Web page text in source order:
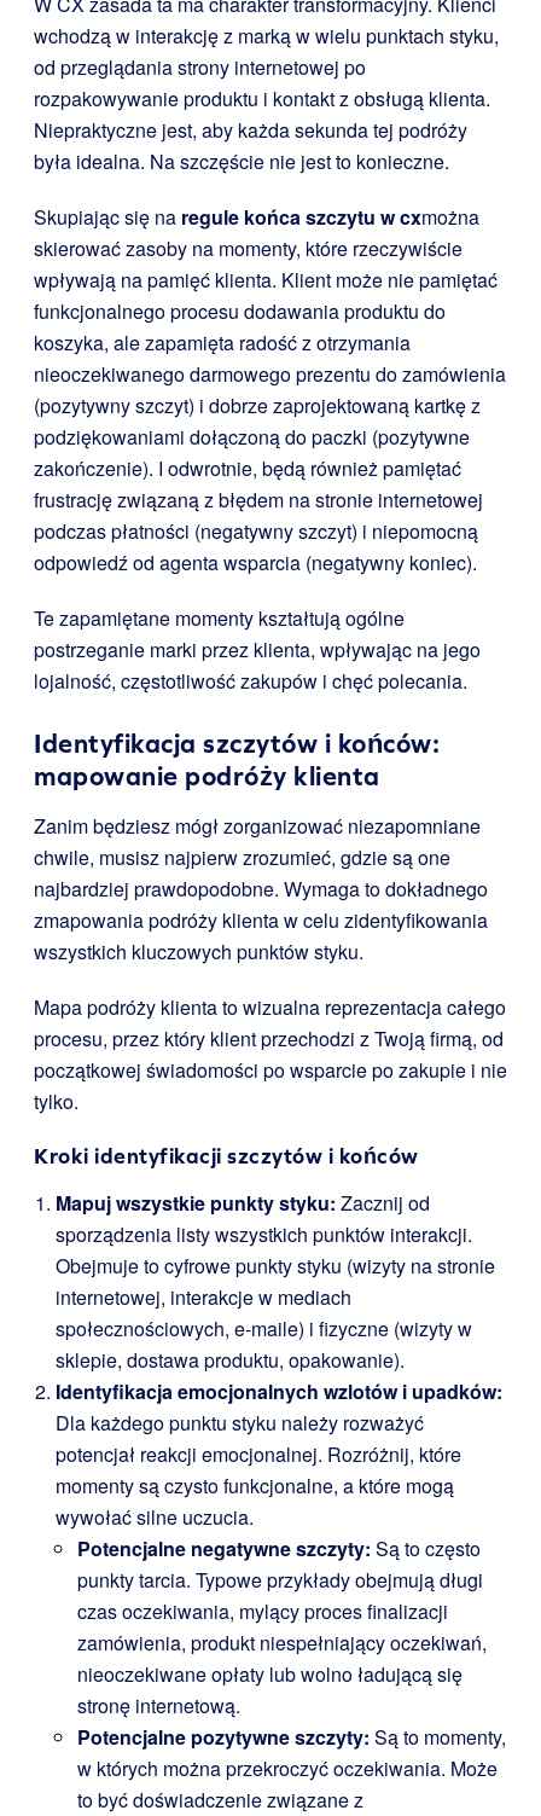
wchodzą w interakcję z marką w wielu punktach styku,
od przeglądania strony internetowej po
rozpakowywanie produktu i kontakt z obsługą klienta.
Niepraktyczne jest, aby każda sekunda tej podróży
była idealna. Na szczęście nie jest to konieczne.
Skupiając się na regule końca szczytu w cxmożna
skierować zasoby na momenty, które rzeczywiście
wpływają na pamięć klienta. Klient może nie pamiętać
funkcjonalnego procesu dodawania produktu do
koszyka, ale zapamięta radość z otrzymania
nieoczekiwanego darmowego prezentu do zamówienia
(pozytywny szczyt) i dobrze zaprojektowaną kartkę z
podziękowaniami dołączoną do paczki (pozytywne
zakończenie). I odwrotnie, będą również pamiętać
frustrację związaną z błędem na stronie internetowej
podczas płatności (negatywny szczyt) i niepomocną
odpowiedź od agenta wsparcia (negatywny koniec).
Te zapamiętane momenty kształtują ogólne
postrzeganie marki przez klienta, wpływając na jego
lojalność, częstotliwość zakupów i chęć polecania.
Identyfikacja szczytów i końców:
mapowanie podróży klienta
Zanim będziesz mógł zorganizować niezapomniane
chwile, musisz najpierw zrozumieć, gdzie są one
najbardziej prawdopodobne. Wymaga to dokładnego
zmapowania podróży klienta w celu zidentyfikowania
wszystkich kluczowych punktów styku.
Mapa podróży klienta to wizualna reprezentacja całego
procesu, przez który klient przechodzi z Twoją firmą, od
początkowej świadomości po wsparcie po zakupie i nie
tylko.
Kroki identyfikacji szczytów i końców
Mapuj wszystkie punkty styku: Zacznij od
sporządzenia listy wszystkich punktów interakcji.
Obejmuje to cyfrowe punkty styku (wizyty na stronie
internetowej, interakcje w mediach
społecznościowych, e-maile) i fizyczne (wizyty w
sklepie, dostawa produktu, opakowanie).
Identyfikacja emocjonalnych wzlotów i upadków:
Dla każdego punktu styku należy rozważyć
potencjał reakcji emocjonalnej. Rozróżnij, które
momenty są czysto funkcjonalne, a które mogą
wywołać silne uczucia.
Potencjalne negatywne szczyty: Są to często
punkty tarcia. Typowe przykłady obejmują długi
czas oczekiwania, mylący proces finalizacji
zamówienia, produkt niespełniający oczekiwań,
nieoczekiwane opłaty lub wolno ładującą się
stronę internetową.
Potencjalne pozytywne szczyty: Są to momenty,
w których można przekroczyć oczekiwania. Może
to być doświadczenie związane z